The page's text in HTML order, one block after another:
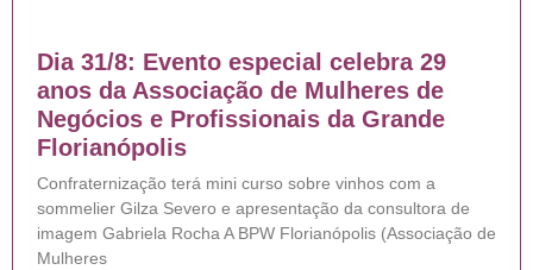
Dia 31/8: Evento especial celebra 29
anos da Associação de Mulheres de
Negócios e Profissionais da Grande
Florianópolis
Confraternização terá mini curso sobre vinhos com a
sommelier Gilza Severo e apresentação da consultora de
imagem Gabriela Rocha A BPW Florianópolis (Associação de
Mulheres